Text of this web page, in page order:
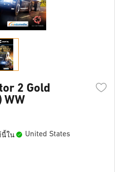
2 Gold
WW
นี้ใน United States